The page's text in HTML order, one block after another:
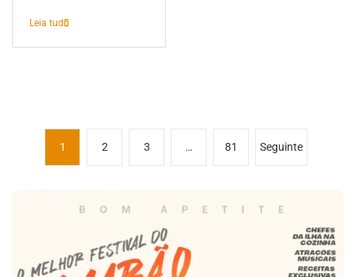
Leia tudo
1 2 3 … 81 Seguinte